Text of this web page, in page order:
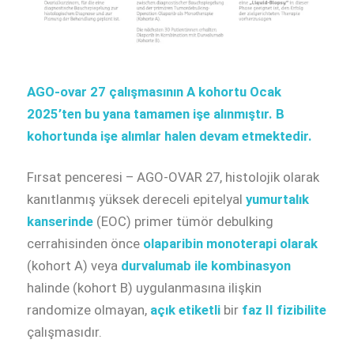
AGO-ovar 27 çalışmasının A kohortu Ocak
2025’ten bu yana tamamen işe alınmıştır. B
kohortunda işe alımlar halen devam etmektedir.
Fırsat penceresi – AGO-OVAR 27, histolojik olarak
kanıtlanmış yüksek dereceli epitelyal yumurtalık
kanserinde (EOC) primer tümör debulking
cerrahisinden önce olaparibin monoterapi olarak
(kohort A) veya durvalumab ile kombinasyon
halinde (kohort B) uygulanmasına ilişkin
randomize olmayan, açık etiketli bir faz II fizibilite
çalışmasıdır.